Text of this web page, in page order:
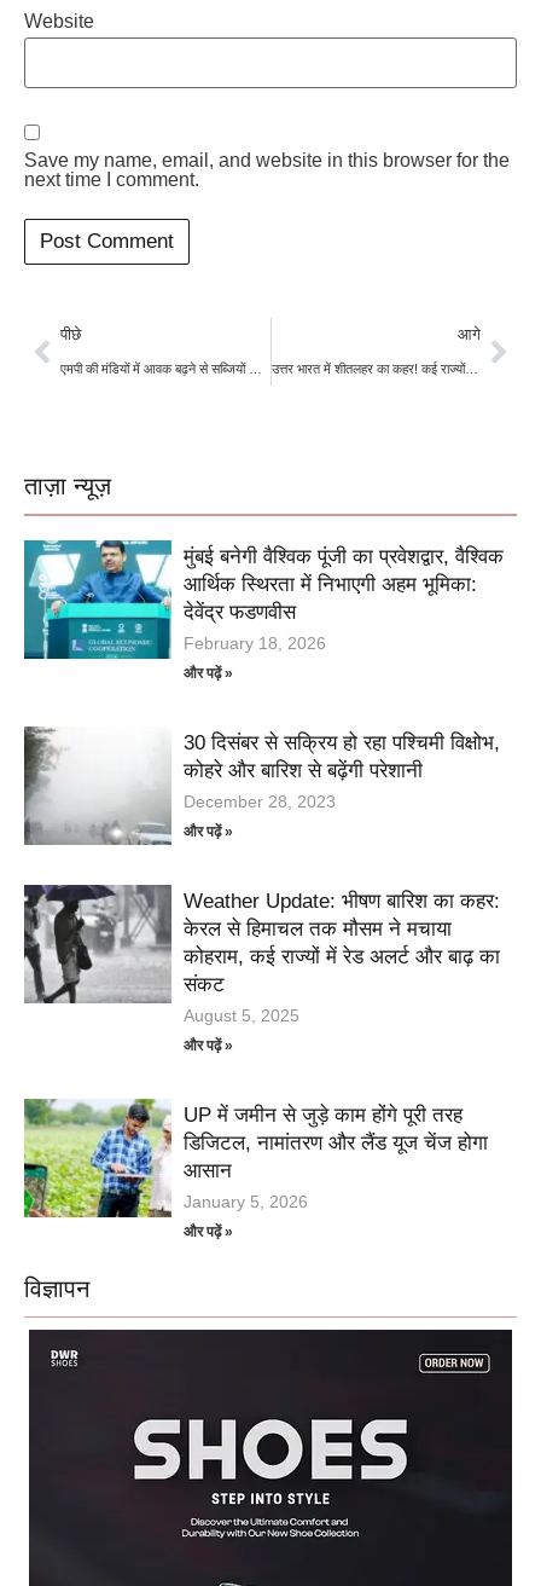
Website
Save my name, email, and website in this browser for the
next time I comment.
पीछे
एमपी की मंडियों में आवक बढ़ने से सब्जियों के दाम गिरे, आम लोगों को मिली राहत
आगे
उत्तर भारत में शीतलहर का कहर! कई राज्यों में कोल्ड डे का अलर्ट
ताज़ा न्यूज़
मुंबई बनेगी वैश्विक पूंजी का प्रवेशद्वार, वैश्विक
आर्थिक स्थिरता में निभाएगी अहम भूमिका:
देवेंद्र फडणवीस
February 18, 2026
और पढ़ें »
30 दिसंबर से सक्रिय हो रहा पश्चिमी विक्षोभ,
कोहरे और बारिश से बढ़ेंगी परेशानी
December 28, 2023
और पढ़ें »
Weather Update: भीषण बारिश का कहर:
केरल से हिमाचल तक मौसम ने मचाया
कोहराम, कई राज्यों में रेड अलर्ट और बाढ़ का
संकट
August 5, 2025
और पढ़ें »
UP में जमीन से जुड़े काम होंगे पूरी तरह
डिजिटल, नामांतरण और लैंड यूज चेंज होगा
आसान
January 5, 2026
और पढ़ें »
विज्ञापन